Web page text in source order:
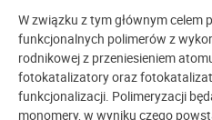
W związku z tym głównym celem
funkcjonalnych polimerów z
rodnikowej z przeniesieniem
fotokatalizatory oraz
funkcjonalizacji. Polimeryzacji
monomery, w wyniku czego